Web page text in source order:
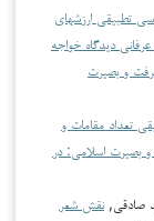
تطبیقی ارزش­های
دیدگاه خواجه
و بصیرت
تعداد مقامات و
بصیرت اسلامی: در
صادقی,نقش شعر